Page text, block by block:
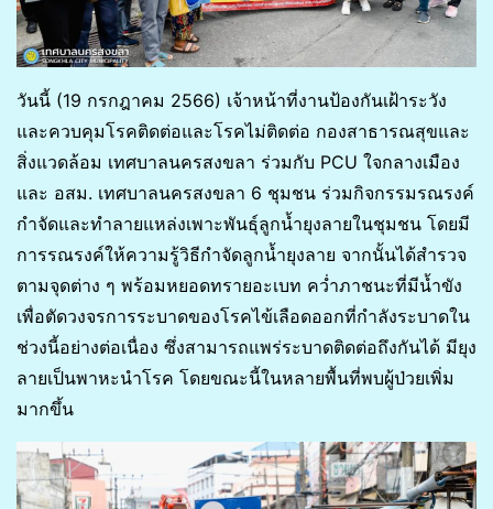
วันนี้ (19 กรกฎาคม 2566) เจ้าหน้าที่งานป้องกันเฝ้าระวัง
และควบคุมโรคติดต่อและโรคไม่ติดต่อ กองสาธารณสุขและ
สิ่งแวดล้อม เทศบาลนครสงขลา ร่วมกับ PCU ใจกลางเมือง
และ อสม. เทศบาลนครสงขลา 6 ชุมชน ร่วมกิจกรรมรณรงค์
กำจัดและทำลายแหล่งเพาะพันธุ์ลูกน้ำยุงลายในชุมชน โดยมี
การรณรงค์ให้ความรู้วิธีกำจัดลูกน้ำยุงลาย จากนั้นได้สำรวจ
ตามจุดต่าง ๆ พร้อมหยอดทรายอะเบท คว่ำภาชนะที่มีน้ำขัง
เพื่อตัดวงจรการระบาดของโรคไข้เลือดออกที่กำลังระบาดใน
ช่วงนี้อย่างต่อเนื่อง ซึ่งสามารถแพร่ระบาดติดต่อถึงกันได้ มียุง
ลายเป็นพาหะนำโรค โดยขณะนี้ในหลายพื้นที่พบผู้ป่วยเพิ่ม
มากขึ้น